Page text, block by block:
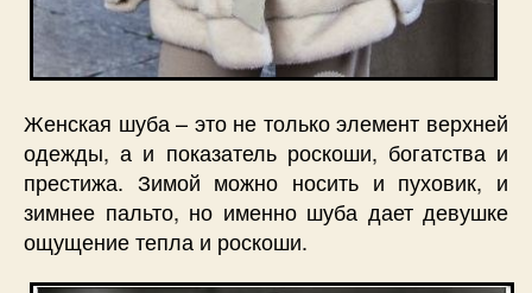
Женская шуба – это не только элемент верхней
одежды, а и показатель роскоши, богатства и
престижа. Зимой можно носить и пуховик, и
зимнее пальто, но именно шуба дает девушке
ощущение тепла и роскоши.